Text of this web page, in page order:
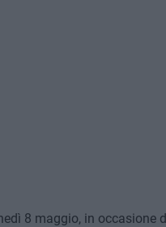
8 maggio, in occasione